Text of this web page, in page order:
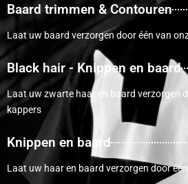
Baard trimmen & Contouren
Laat uw baard verzorgen door één van
Black hair - Knippen en baard
Laat uw zwarte haar en baard verzorgen
kappers
Knippen en baard
Laat uw haar en baard verzorgen door